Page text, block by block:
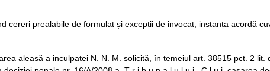
cereri prealabile de formulat și excepții de invocat, instanța acordă
aleasă a inculpatei N. N. M. solicită, în temeiul art. 38515 pct. 2